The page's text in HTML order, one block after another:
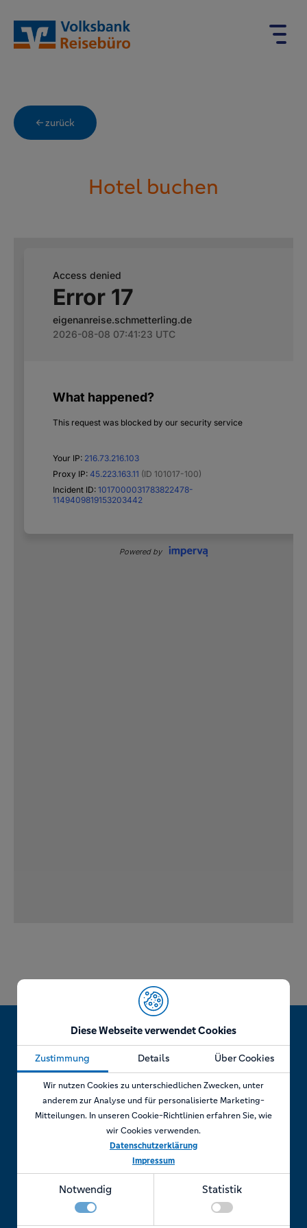
Diese Webseite verwendet Cookies
Zustimmung Details Über Cookies
Wir nutzen Cookies zu unterschiedlichen Zwecken, unter
anderem zur Analyse und für personalisierte Marketing-
Mitteilungen. In unseren Cookie-Richtlinien erfahren Sie, wie
wir Cookies verwenden.
Datenschutzerklärung
Impressum
Notwendig Statistik
← zurück
Hotel buchen
Jetzt Termin vereinbaren!
Telefonisch
+49 7841 69 11880